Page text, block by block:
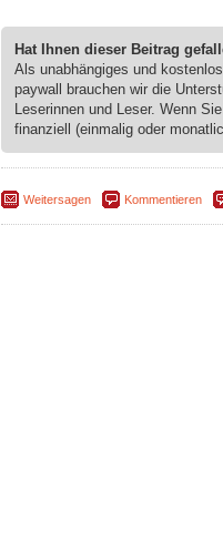
Hat Ihnen dieser Beitrag
Als unabhängiges und
paywall brauchen wir die
Leserinnen und Leser. Wenn
finanziell (einmalig oder
Weitersagen Kommentieren